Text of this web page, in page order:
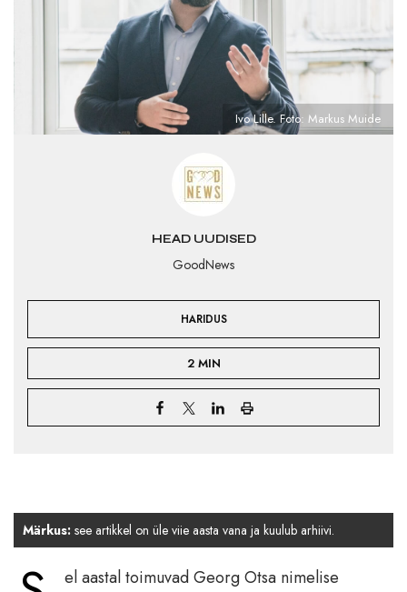
HEAD UUDISED
GoodNews
HARIDUS
2 MIN
Ivo Lille. Foto: Markus Muide
Märkus: see artikkel on üle viie aasta vana ja kuulub arhiivi.
el aastal toimuvad Georg Otsa nimelise